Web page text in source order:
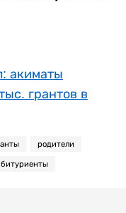
акиматы
грантов в
родители